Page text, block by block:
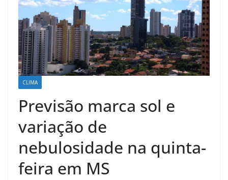
CLIMA
Previsão marca sol e
variação de
nebulosidade na quinta-
feira em MS